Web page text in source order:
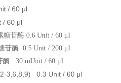
/ 60 μl
/ 60 μl
糖苷酶 0.6 Unit / 60 μl
苷酶 0.5 Unit / 200 μl
酶 30 mUnit / 60 μl
3,6,8,9) 0.3 Unit / 60 μl